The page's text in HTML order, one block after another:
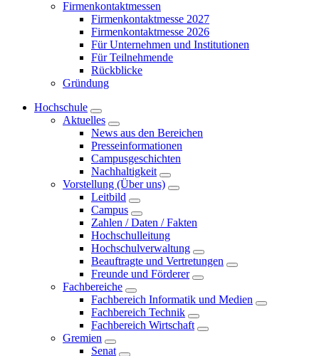
Firmenkontaktmessen
Firmenkontaktmesse 2027
Firmenkontaktmesse 2026
Für Unternehmen und Institutionen
Für Teilnehmende
Rückblicke
Gründung
Hochschule
Aktuelles
News aus den Bereichen
Presseinformationen
Campusgeschichten
Nachhaltigkeit
Vorstellung (Über uns)
Leitbild
Campus
Zahlen / Daten / Fakten
Hochschulleitung
Hochschulverwaltung
Beauftragte und Vertretungen
Freunde und Förderer
Fachbereiche
Fachbereich Informatik und Medien
Fachbereich Technik
Fachbereich Wirtschaft
Gremien
Senat